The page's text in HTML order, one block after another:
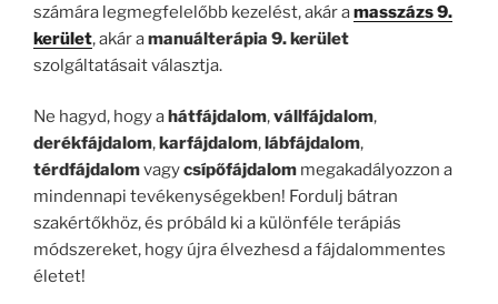
számára legmegfelelőbb kezelést, akár amasszázs 9.
kerület, akár amanuálterápia 9. kerület
szolgáltatásait választja.
Ne hagyd, hogy a hátfájdalom,vállfájdalom,
derékfájdalom, karfájdalom, lábfájdalom,
térdfájdalomvagycsípőfájdalom megakadályozzon a
mindennapi tevékenységekben! Fordulj bátran
szakértőkhöz, és próbáld ki a különféle terápiás
módszereket, hogy újra élvezhesd a fájdalommentes
életet!